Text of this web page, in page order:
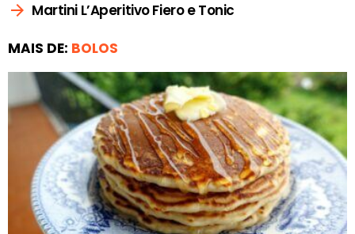
Martini L’Aperitivo Fiero e Tonic
MAIS DE: BOLOS